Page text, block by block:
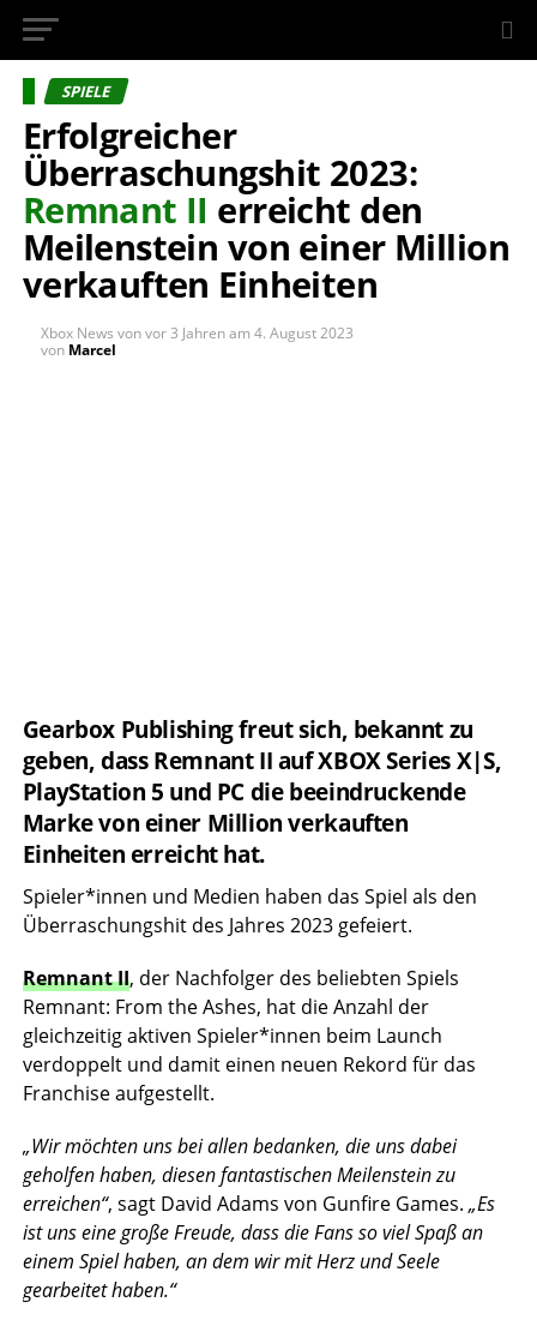
InsideXbox.de
SPIELE
Erfolgreicher
Überraschungshit 2023:
Remnant II erreicht den
Meilenstein von einer Million
verkauften Einheiten
Xbox News vonvor 3 Jahrenam 4. August 2023
von Marcel
Gearbox Publishing freut sich, bekannt zu
geben, dass Remnant II auf XBOX Series X|S,
PlayStation 5 und PC die beeindruckende
Marke von einer Million verkauften
Einheiten erreicht hat.
Spieler*innen und Medien haben das Spiel als den
Überraschungshit des Jahres 2023 gefeiert.
Remnant II, der Nachfolger des beliebten Spiels
Remnant: From the Ashes, hat die Anzahl der
gleichzeitig aktiven Spieler*innen beim Launch
verdoppelt und damit einen neuen Rekord für das
Franchise aufgestellt.
„Wir möchten uns bei allen bedanken, die uns dabei
geholfen haben, diesen fantastischen Meilenstein zu
erreichen“, sagt David Adams von Gunfire Games. „Es
ist uns eine große Freude, dass die Fans so viel Spaß an
einem Spiel haben, an dem wir mit Herz und Seele
gearbeitet haben.“